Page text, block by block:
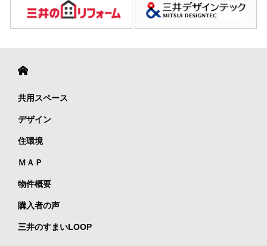
共用スペース
デザイン
住環境
ＭＡＰ
物件概要
購入者の声
三井のすまいLOOP